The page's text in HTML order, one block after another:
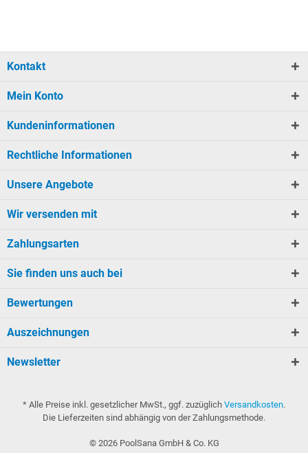
Kontakt
Mein Konto
Kundeninformationen
Rechtliche Informationen
Unsere Angebote
Wir versenden mit
Zahlungsarten
Sie finden uns auch bei
Bewertungen
Auszeichnungen
Newsletter
* Alle Preise inkl. gesetzlicher MwSt., ggf. zuzüglich Versandkosten.
Die Lieferzeiten sind abhängig von der Zahlungsmethode.
© 2026PoolSana GmbH & Co. KG